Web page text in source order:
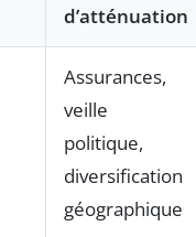
d’atténuation
Assurances,
veille
politique,
diversification
géographique